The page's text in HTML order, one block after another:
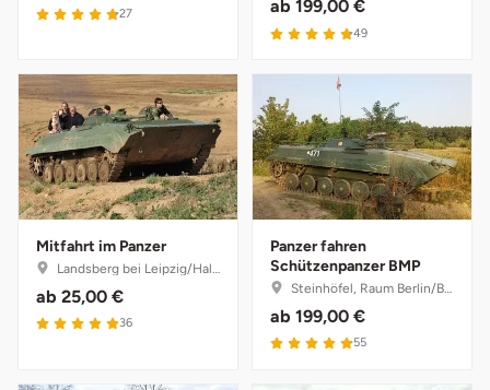
27 ab 199,00 €
49
Mitfahrt im Panzer
Landsberg bei Leipzig/Halle, Sachsen-Anhalt
ab 25,00 €
36
Panzer fahren
Schützenpanzer BMP
Steinhöfel, Raum Berlin/Brandenburg
ab 199,00 €
55
Darmstadt
Deggendorf
Dessau
Dietzenbach
Dingolfing
Weimar
sächsische Schweiz